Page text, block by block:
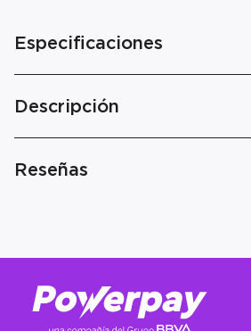
Especificaciones
Descripción
Reseñas